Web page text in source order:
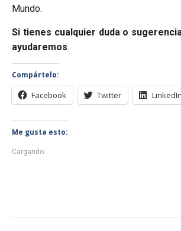
Mundo.
Si tienes cualquier duda o
ayudaremos.
Compártelo:
Facebook Twitter LinkedIn
Me gusta esto:
Cargando...